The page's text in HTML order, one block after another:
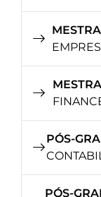
PÓS-
PÓS-